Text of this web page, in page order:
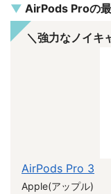
AirPods Proの
＼強力なノイキ
AirPods Pro 3
Apple(アップル)